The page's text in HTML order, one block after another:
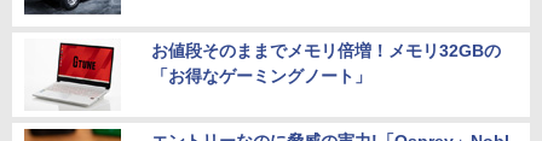
お値段そのままでメモリ倍増！メモリ32GBの
「お得なゲーミングノート」